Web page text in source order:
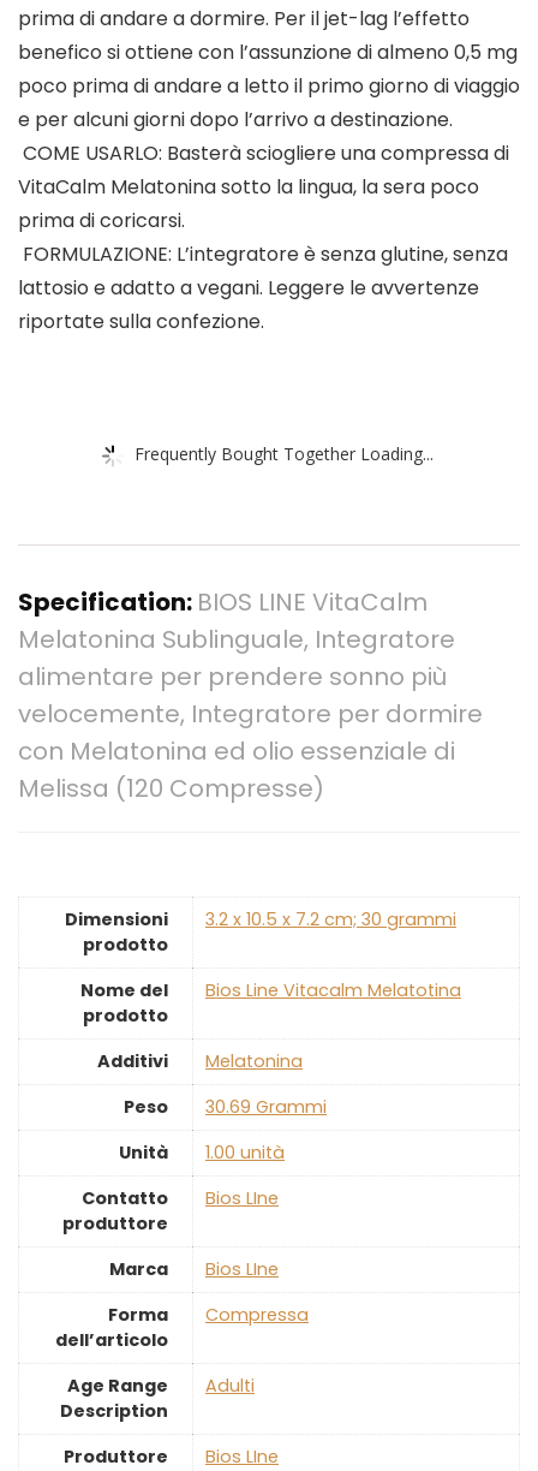
prima di andare a dormire. Per il jet-lag l’effetto
benefico si ottiene con l’assunzione di almeno 0,5 mg
poco prima di andare a letto il primo giorno di viaggio
e per alcuni giorni dopo l’arrivo a destinazione.
️ COME USARLO: Basterà sciogliere una compressa di
VitaCalm Melatonina sotto la lingua, la sera poco
prima di coricarsi.
️ FORMULAZIONE: L’integratore è senza glutine, senza
lattosio e adatto a vegani. Leggere le avvertenze
riportate sulla confezione.
Frequently Bought Together Loading...
Specification: BIOS LINE VitaCalm
Melatonina Sublinguale, Integratore
alimentare per prendere sonno più
velocemente, Integratore per dormire
con Melatonina ed olio essenziale di
Melissa (120 Compresse)
Dimensioni
prodotto
‎3.2 x 10.5 x 7.2 cm; 30 grammi
Nome del
prodotto
‎Bios Line Vitacalm Melatotina
Additivi
‎Melatonina
Peso
‎30.69 Grammi
Unità
‎1.00 unità
Contatto
produttore
‎Bios LIne
Marca
‎Bios LIne
Forma
dell’articolo
‎Compressa
Age Range
Description
‎Adulti
Produttore
‎Bios LIne